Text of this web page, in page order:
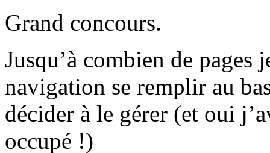
Grand concours.
Jusqu’à combien de pages
navigation se remplir au
décider à le gérer (et oui
occupé !)